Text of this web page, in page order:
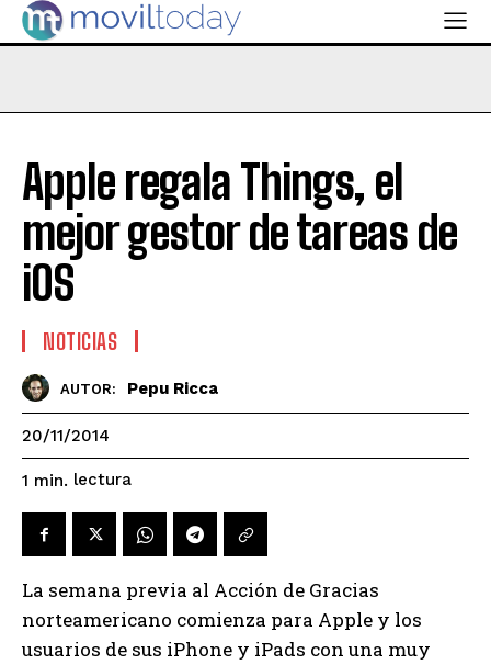
Apple regala Things, el
mejor gestor de tareas de
iOS
NOTICIAS
AUTOR: Pepu Ricca
20/11/2014
1 min. lectura
La semana previa al Acción de Gracias
norteamericano comienza para Apple y los
usuarios de sus iPhone y iPads con una muy